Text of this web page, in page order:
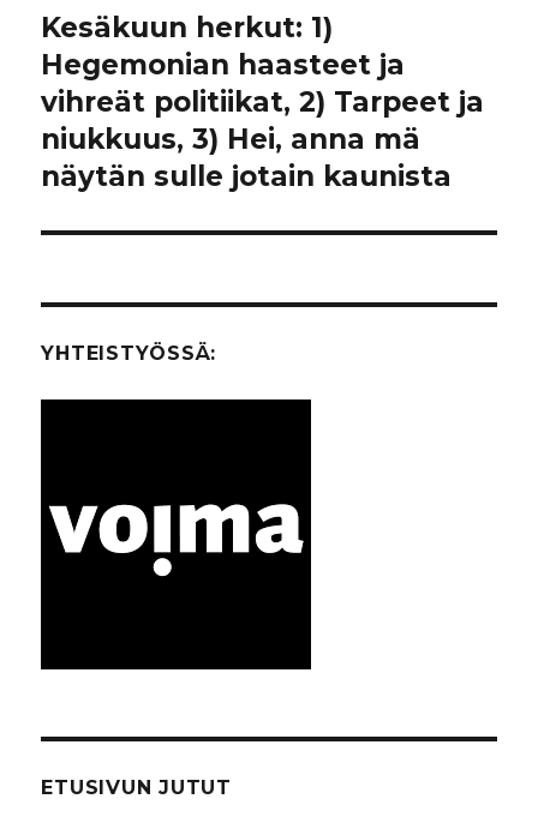
Seuraava
artikkeli:
Kesäkuun herkut: 1)
Hegemonian haasteet ja
vihreät politiikat, 2) Tarpeet ja
niukkuus, 3) Hei, anna mä
näytän sulle jotain kaunista
YHTEISTYÖSSÄ:
ETUSIVUN JUTUT